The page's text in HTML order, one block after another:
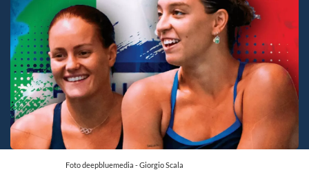
Foto deepbluemedia - Giorgio Scala